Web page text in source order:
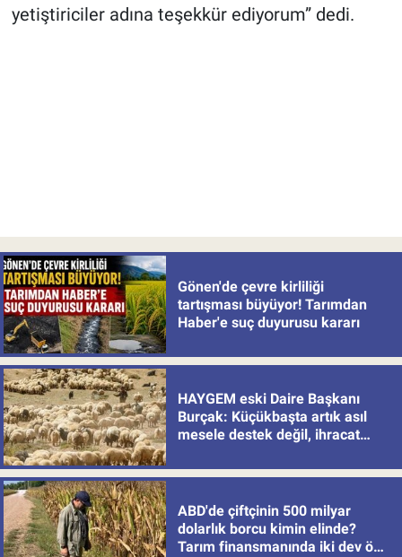
yetiştiriciler adına teşekkür ediyorum” dedi.
Gönen'de çevre kirliliği
tartışması büyüyor! Tarımdan
Haber'e suç duyurusu kararı
HAYGEM eski Daire Başkanı
Burçak: Küçükbaşta artık asıl
mesele destek değil, ihracat
ABD'de çiftçinin 500 milyar
dolarlık borcu kimin elinde?
Tarım finansmanında iki dev öne